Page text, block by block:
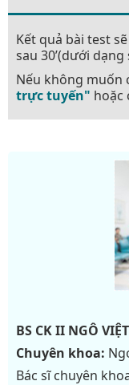
Kết quả bài test
sau 30’(dưới dạng
Nếu không muốn
trực tuyến" hoặc
BS CK II NGÔ
Chuyên khoa:
Bác sĩ chuyên